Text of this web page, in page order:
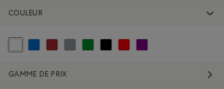
COULEUR
Choisir Classé selon Couleur : Blanc et Naturel
Classer selon Couleur : Bleu
Classer selon Couleur : Brun
Classer selon Couleur : Gris
Classer selon Couleur : Vert
Classer selon Couleur : Noir
Classer selon Couleur : Rouge et Rose
Classer selon Couleur : Violet
GAMME DE PRIX